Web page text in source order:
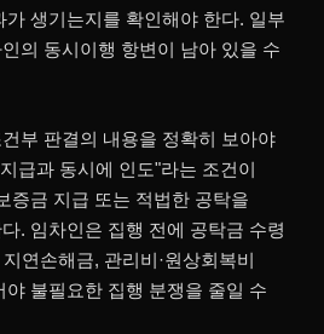
생기는지를 확인해야 한다. 일부
의 동시이행 항변이 남아 있을 수
부 판결의 내용을 정확히 보아야
급과 동시에 인도"라는 조건이
증금 지급 또는 적법한 공탁을
. 임차인은 집행 전에 공탁금 수령
연손해금, 관리비·원상회복비
불필요한 집행 분쟁을 줄일 수